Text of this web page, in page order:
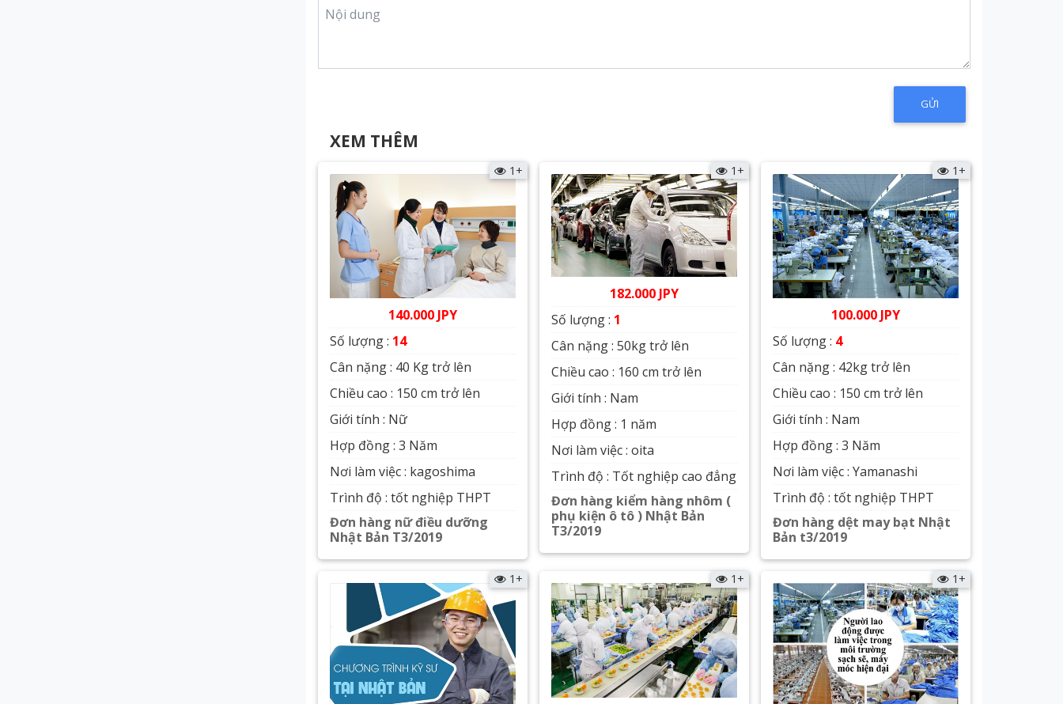
XEM THÊM
1+
140.000 JPY
Số lượng : 14
Cân nặng : 40 Kg trở lên
Chiều cao : 150 cm trở lên
Giới tính : Nữ
Hợp đồng : 3 Năm
Nơi làm việc : kagoshima
Trình độ : tốt nghiệp THPT
Đơn hàng nữ điều dưỡng
Nhật Bản T3/2019
Xem chi tiết
1+
182.000 JPY
Số lượng : 1
Cân nặng : 50kg trở lên
Chiều cao : 160 cm trở lên
Giới tính : Nam
Hợp đồng : 1 năm
Nơi làm việc : oita
Trình độ : Tốt nghiệp cao đẳng
Đơn hàng kiểm hàng nhôm (
phụ kiện ô tô ) Nhật Bản
T3/2019
Xem chi tiết
1+
100.000 JPY
Số lượng : 4
Cân nặng : 42kg trở lên
Chiều cao : 150 cm trở lên
Giới tính : Nam
Hợp đồng : 3 Năm
Nơi làm việc : Yamanashi
Trình độ : tốt nghiệp THPT
Đơn hàng dệt may bạt Nhật
Bản t3/2019
Xem chi tiết
1+
1+ 1+